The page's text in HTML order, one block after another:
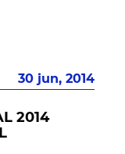
30 jun, 2014
2014